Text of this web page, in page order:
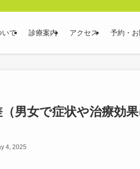
いて 診療案内 アクセス 予約・
男女で症状や治療効
4, 2025